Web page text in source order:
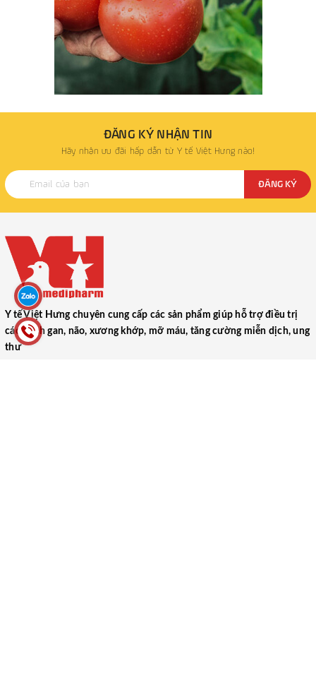
ĐĂNG KÝ NHẬN TIN
Hãy nhận ưu đãi hấp dẫn từ Y tế Việt Hưng nào!
ĐĂNG KÝ
Y tế Việt Hưng chuyên cung cấp các sản phẩm giúp hỗ trợ điều trị
các bệnh gan, não, xương khớp, mỡ máu, tăng cường miễn dịch, ung
thư